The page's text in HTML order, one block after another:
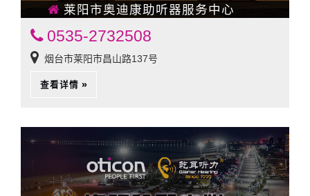
莱阳市奥迪康助听器服务中心
0535-2732508
烟台市莱阳市昌山路137号
查看详情 »